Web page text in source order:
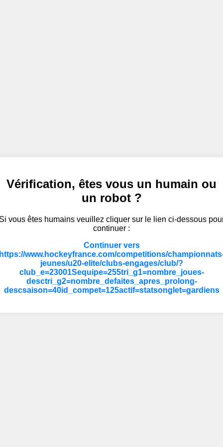
Vérification, êtes vous un humain ou
un robot ?
vous êtes humains veuillez cliquer sur le lien ci-dessous
continuer :
Continuer vers
www.hockeyfrance.com/competitions/
jeunes/u20-elite/clubs-engages/club/?
club_e=23001Sequipe=255tri_g1=nombre_joues-
desctri_g2=nombre_defaites_apres_prolong-
descsaison=40id_compet=125actif=statsonglet=gardiens